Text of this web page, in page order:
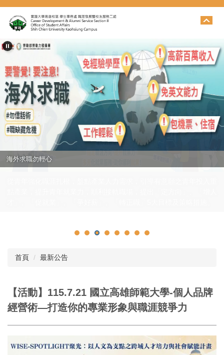
跳
到
主
內
區
海外求職勿輕心
首頁 最新公告
【活動】115.7.21 國立高雄師範大學-個人品牌
經營術—打造你的專業形象與職涯競爭力